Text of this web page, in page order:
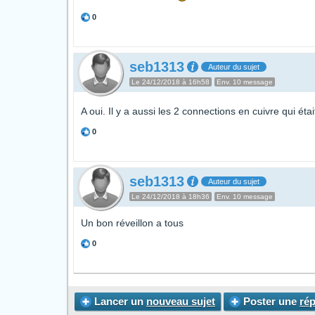
0
seb1313 Auteur du sujet
Le 24/12/2018 à 16h58 Env. 10 message
A oui. Il y a aussi les 2 connections en cuivre qui
0
seb1313 Auteur du sujet
Le 24/12/2018 à 18h36 Env. 10 message
Un bon réveillon a tous
0
Lancer un nouveau sujet Poster une